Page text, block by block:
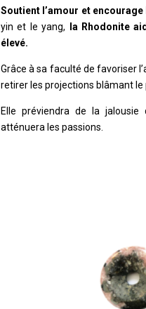
Soutient l’amour et
yin et le yang,
la Rhodonite
élevé.
Grâce à sa faculté de favoriser
retirer les projections blâmant le
Elle préviendra de la jalousie
atténuera les passions.